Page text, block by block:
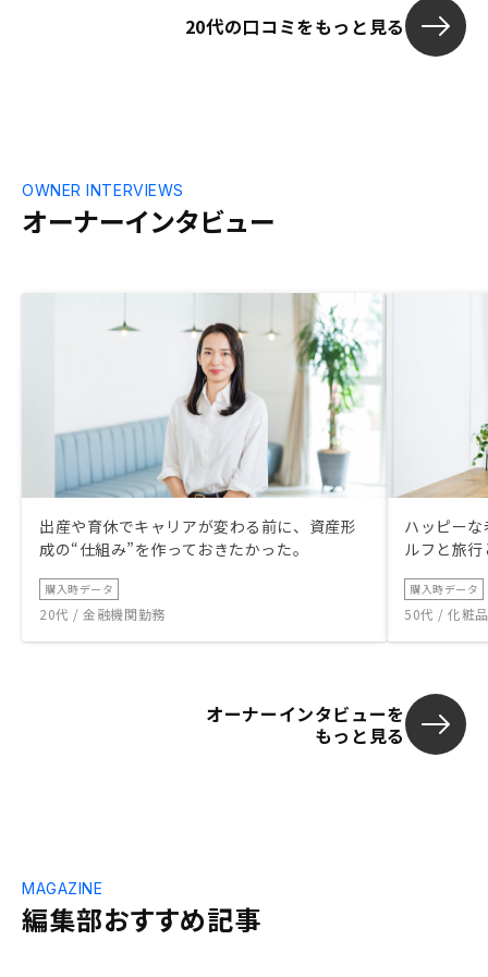
地開発の話を
に話していた
ではないかと
20代の口コミをもっと見る
オーナーインタビュー
OWNER INTERVIEWS
出産や育休でキャリアが変わる前に、資産形
成の“仕組み”を作っておきたかった。
購入時データ
20代 / 金融機関勤務
ハッピー
ルフと旅
購入時データ
50代 / 化粧
オーナーインタビューを
もっと見る
編集部おすすめ記事
MAGAZINE